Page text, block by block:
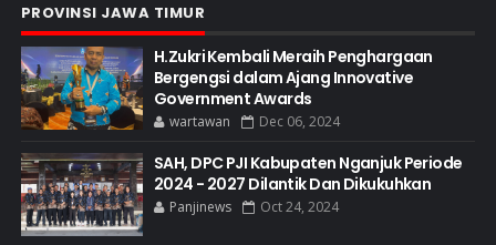
PROVINSI JAWA TIMUR
H.Zukri Kembali Meraih Penghargaan
Bergengsi dalam Ajang Innovative
Government Awards
wartawan Dec 06, 2024
SAH, DPC PJI Kabupaten Nganjuk Periode
2024 - 2027 Dilantik Dan Dikukuhkan
Panjinews Oct 24, 2024